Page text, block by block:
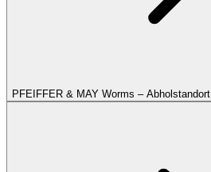
PFEIFFER & MAY Worms – Abholstandort